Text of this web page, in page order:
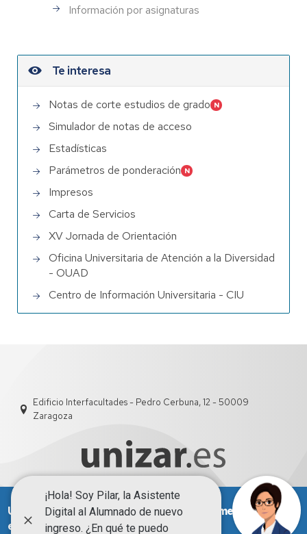
Información por asignaturas
Te interesa
Notas de corte estudios de grado
Simulador de notas de acceso
Estadísticas
Parámetros de ponderación
Impresos
Carta de Servicios
XV Jornada de Orientación
Oficina Universitaria de Atención a la Diversidad
- OUAD
Centro de Información Universitaria - CIU
Edificio Interfacultades - Pedro Cerbuna, 12 - 50009
Zaragoza
Aviso Legal
Condiciones generales de uso
Utilizamos cookies en este sitio web para mejorar su
experiencia de usuario.